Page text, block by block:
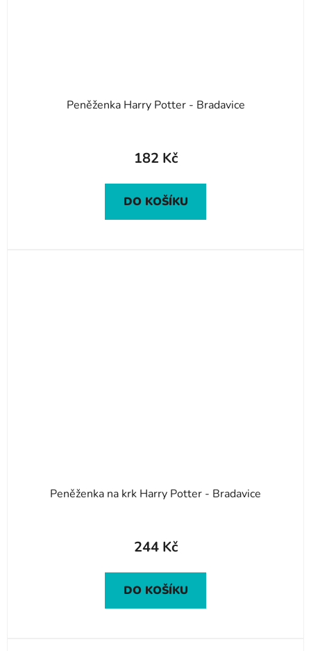
Peněženka Harry Potter - Bradavice
182 Kč
DO KOŠÍKU
Peněženka na krk Harry Potter - Bradavice
244 Kč
DO KOŠÍKU